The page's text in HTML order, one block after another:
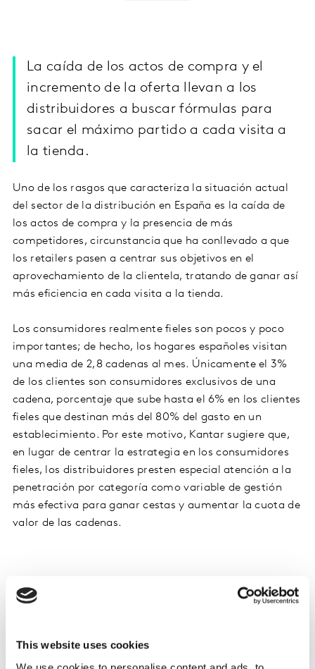
This website uses cookies
La caída de los actos de compra y el
incremento de la oferta llevan a los
distribuidores a buscar fórmulas para
sacar el máximo partido a cada visita a
la tienda.
Uno de los rasgos que caracteriza la situación actual
del sector de la distribución en España es la caída de
los actos de compra y la presencia de más
competidores, circunstancia que ha conllevado a que
los retailers pasen a centrar sus objetivos en el
aprovechamiento de la clientela, tratando de ganar así
más eficiencia en cada visita a la tienda.
Los consumidores realmente fieles son pocos y poco
importantes; de hecho, los hogares españoles visitan
una media de 2,8 cadenas al mes. Únicamente el 3%
de los clientes son consumidores exclusivos de una
cadena, porcentaje que sube hasta el 6% en los clientes
fieles que destinan más del 80% del gasto en un
establecimiento. Por este motivo, Kantar sugiere que,
en lugar de centrar la estrategia en los consumidores
fieles, los distribuidores presten especial atención a la
penetración por categoría como variable de gestión
más efectiva para ganar cestas y aumentar la cuota de
valor de las cadenas.